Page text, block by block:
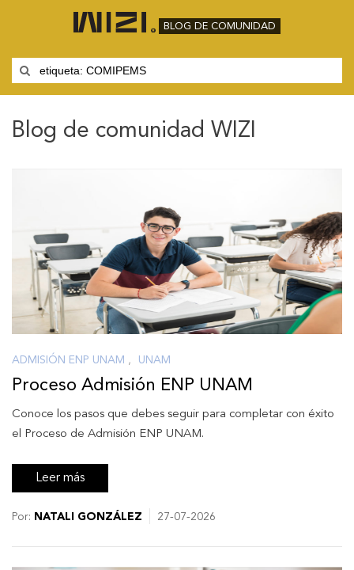
BLOG DE COMUNIDAD
Blog de comunidad WIZI
ADMISIÓN ENP UNAM , UNAM
Proceso Admisión ENP UNAM
Conoce los pasos que debes seguir para completar con éxito
el Proceso de Admisión ENP UNAM.
Leer más
Por: NATALI GONZÁLEZ 27-07-2026